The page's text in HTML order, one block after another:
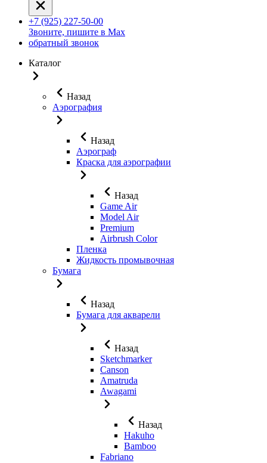
+7 (925) 227-50-00
Звоните, пишите в Max
обратный звонок
Каталог
Назад
Аэрография
Назад
Аэрограф
Краска для аэрографии
Назад
Game Air
Model Air
Premium
Airbrush Color
Пленка
Жидкость промывочная
Бумага
Назад
Бумага для акварели
Назад
Sketchmarker
Canson
Amatruda
Awagami
Назад
Hakuho
Bamboo
Fabriano